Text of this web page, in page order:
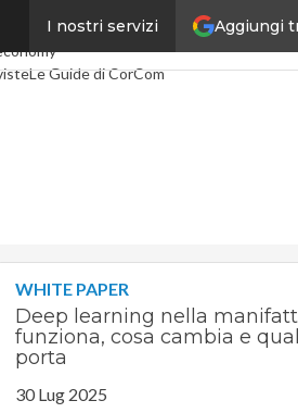
Aggiungi
I nostri servizi
Industria 4.0
Le Guide di CorCom
WHITE PAPER
Deep learning nella
funziona, cosa cambia e
porta
30 Lug 2025